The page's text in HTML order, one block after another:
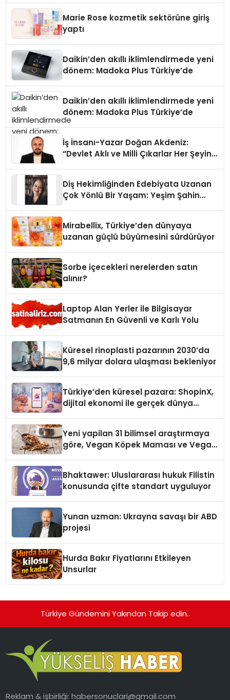
Marie Rose kozmetik sektörüne giriş
yaptı
Daikin’den akıllı iklimlendirmede yeni
dönem: Madoka Plus Türkiye’de
Daikin’den akıllı iklimlendirmede yeni
dönem: Madoka Plus Türkiye’de
İş İnsanı-Yazar Doğan Akdeniz:
“Devlet Aklı ve Milli Çıkarlar Her Şeyin
Diş Hekimliğinden Edebiyata Uzanan
Çok Yönlü Bir Yaşam: Yeşim Şahin
Mirabellix, Türkiye’den dünyaya
uzanan güçlü büyümesini sürdürüyor
Sorbe içecekleri nerelerden satın
alınır?
Laptop Alan Yerler ile Bilgisayar
Satmanın En Güvenli ve Karlı Yolu
Küresel rinoplasti pazarının 2030’da
9,6 milyar dolara ulaşması bekleniyor
Türkiye’den küresel pazara: ShopinX,
dijital ekonomi ile gerçek dünya
Yeni yapilan 31 bilimsel araştırmaya
göre, Vegan Köpek Maması ve Vegan
Bhaktawer: Uluslararası hukuk Filistin
konusunda çifte standart uyguluyor
Yunan uzman: Ukrayna savaşı bir ABD
projesi
Hurda Bakır Fiyatlarını Etkileyen
Unsurlar
Türkiye Gündemini Yakından Takip edin..
Reklam & işbirliği:habersonuclari@gmail.com